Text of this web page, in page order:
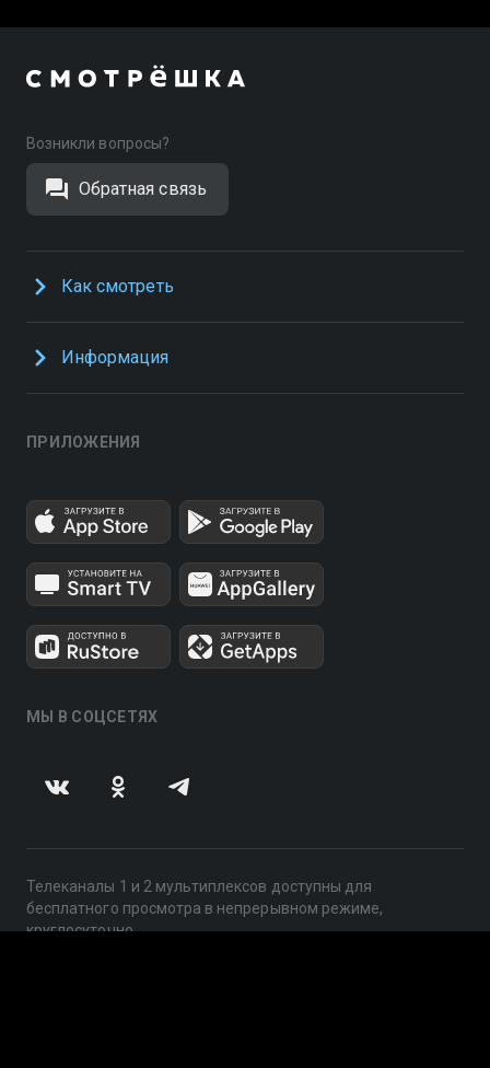
Возникли вопросы?
Обратная связь
Как смотреть
Информация
ПРИЛОЖЕНИЯ
МЫ В СОЦСЕТЯХ
Телеканалы 1 и 2 мультиплексов доступны для
бесплатного просмотра в непрерывном режиме,
круглосуточно.